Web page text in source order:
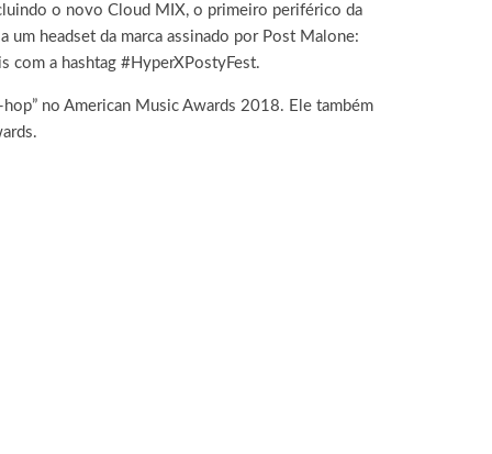
o novo Cloud MIX, o primeiro periférico da
headset da marca assinado por Post Malone:
com a hashtag #HyperXPostyFest.
no American Music Awards 2018. Ele também